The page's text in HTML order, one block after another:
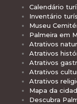
Calendário
Inventário
Museu
Palmeira em
Atrativos
Atrativos
Atrativos
Atrativos
Atrativos
Mapa da
Descubra